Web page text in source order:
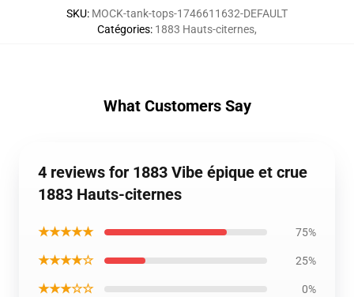
SKU: MOCK-tank-tops-1746611632-DEFAULT
Catégories: 1883 Hauts-citernes,
What Customers Say
4 reviews for 1883 Vibe épique et crue
1883 Hauts-citernes
★★★★★ 75%
★★★★☆ 25%
★★★☆☆ 0%